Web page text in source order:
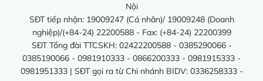
Nội
SĐT tiếp nhận: 19009247 (Cá nhân)/ 19009248 (Doanh
nghiệp)/(+84-24) 22200588 - Fax: (+84-24) 22200399
SĐT Tổng đài TTCSKH: 02422200588 - 0385290066 -
0385190066 - 0981910333 - 0866200333 - 0981915333 -
0981951333 | SĐT gọi ra từ Chi nhánh BIDV: 0336258333 -